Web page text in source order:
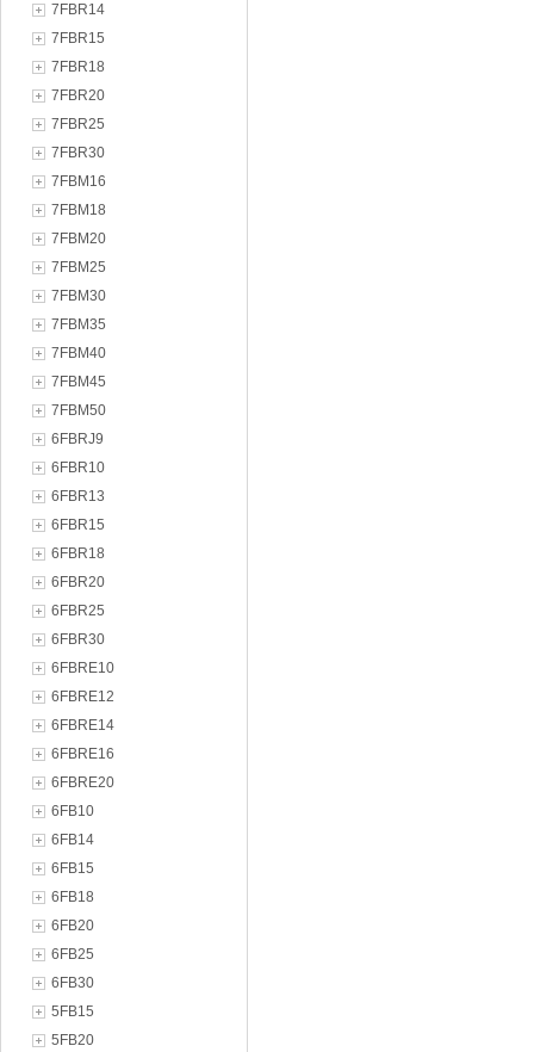
7FBR14
7FBR15
7FBR18
7FBR20
7FBR25
7FBR30
7FBM16
7FBM18
7FBM20
7FBM25
7FBM30
7FBM35
7FBM40
7FBM45
7FBM50
6FBRJ9
6FBR10
6FBR13
6FBR15
6FBR18
6FBR20
6FBR25
6FBR30
6FBRE10
6FBRE12
6FBRE14
6FBRE16
6FBRE20
6FB10
6FB14
6FB15
6FB18
6FB20
6FB25
6FB30
5FB15
5FB20